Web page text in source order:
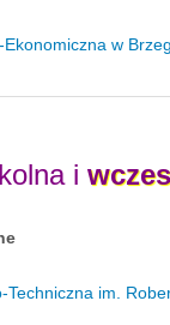
Ekonomiczna w
i
Techniczna im.